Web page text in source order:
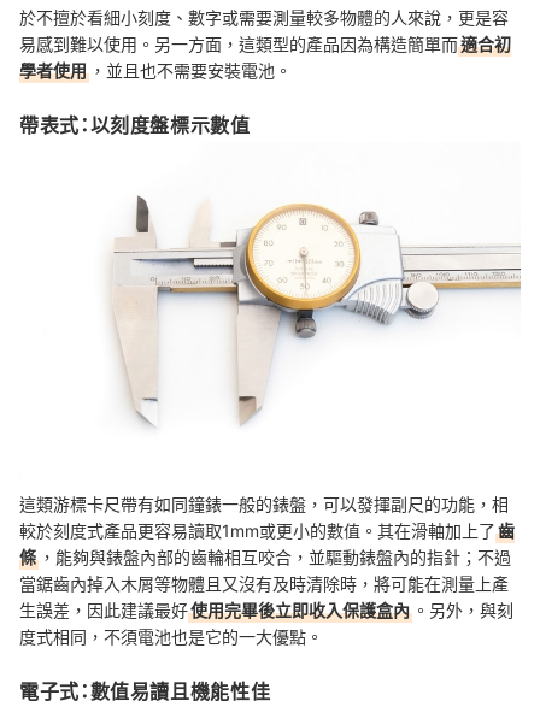
於不擅於看細小刻度、數字或需要測量較多物體的人來說，更是容
易感到難以使用。另一方面，這類型的產品因為構造簡單而適合初
學者使用 ，並且也不需要安裝電池。
帶表式：以刻度盤標示數值
這類游標卡尺帶有如同鐘錶一般的錶盤，可以發揮副尺的功能，相
較於刻度式產品更容易讀取1mm或更小的數值。其在滑軸加上了齒
條 ，能夠與錶盤內部的齒輪相互咬合，並驅動錶盤內的指針；不過
當鋸齒內掉入木屑等物體且又沒有及時清除時，將可能在測量上產
生誤差，因此建議最好使用完畢後立即收入保護盒內 。另外，與刻
度式相同，不須電池也是它的一大優點。
電子式：數值易讀且機能性佳